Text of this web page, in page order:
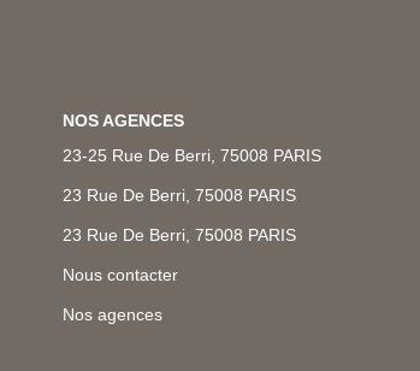
NOS AGENCES
23-25 Rue De Berri, 75008 PARIS
23 Rue De Berri, 75008 PARIS
23 Rue De Berri, 75008 PARIS
Nous contacter
Nos agences